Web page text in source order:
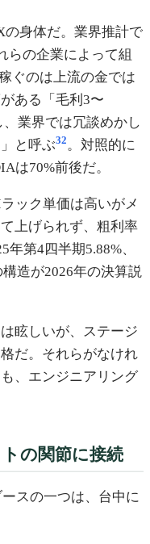
の身体だ。業界推計で
らの企業によって組
ぐのは上流の金では
ある「毛利3〜
業界では冗談めかし
と呼ぶ32 。対照的に
は70%前後だ。
ック単価は高いがメ
上げられず、粗利率
第4四半期5.88%、
造が2026年の決算説
眩しいが、ステージ
だ。それらがなけれ
、エンジニアリング
の関節に接続
スの一つは、台中に